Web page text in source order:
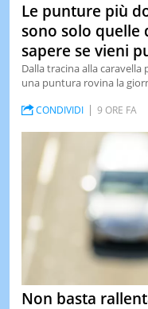
Le punture più
sono solo quelle
sapere se vieni
Dalla tracina alla
una puntura rovina la
CONDIVIDI 9 ORE FA
Non basta